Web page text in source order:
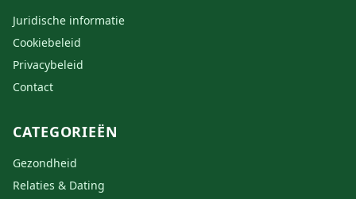
Juridische informatie
Cookiebeleid
Privacybeleid
Contact
CATEGORIEËN
Gezondheid
Relaties & Dating